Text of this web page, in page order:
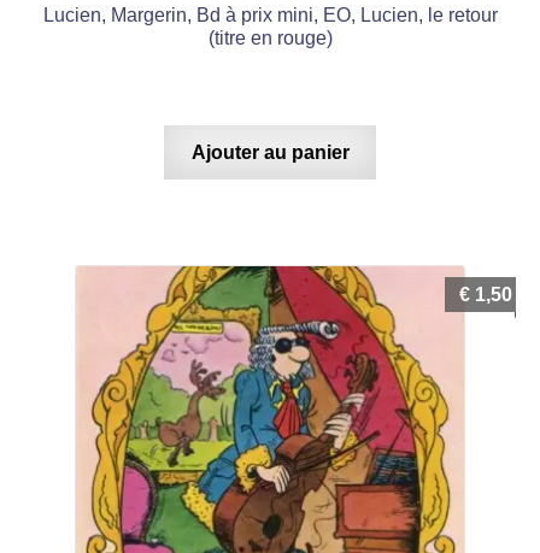
Lucien, Margerin, Bd à prix mini, EO, Lucien, le retour
(titre en rouge)
Ajouter au panier
€ 1,50